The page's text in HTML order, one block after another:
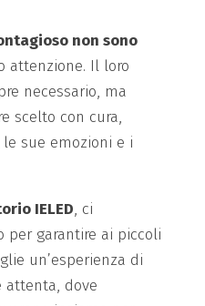
non sono
attenzione. Il loro
necessario, ma
scelto con cura,
sue emozioni e i
IELED, ci
per garantire ai piccoli
un’esperienza di
attenta, dove